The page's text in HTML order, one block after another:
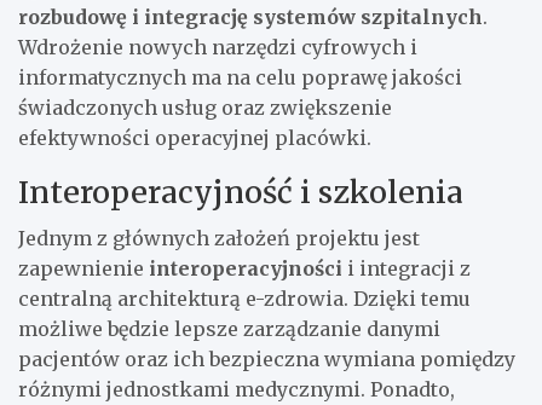
rozbudowę i integrację systemów szpitalnych.
Wdrożenie nowych narzędzi cyfrowych i
informatycznych ma na celu poprawę jakości
świadczonych usług oraz zwiększenie
efektywności operacyjnej placówki.
Interoperacyjność i szkolenia
Jednym z głównych założeń projektu jest
zapewnienie interoperacyjności i integracji z
centralną architekturą e-zdrowia. Dzięki temu
możliwe będzie lepsze zarządzanie danymi
pacjentów oraz ich bezpieczna wymiana pomiędzy
różnymi jednostkami medycznymi. Ponadto,